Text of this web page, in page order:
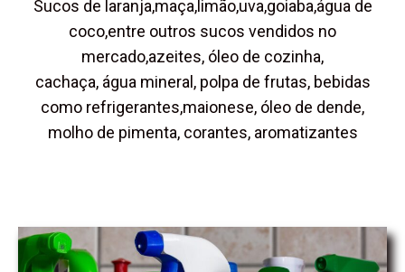
Sucos de laranja,maça,limão,uva,goiaba,água de
coco,entre outros sucos vendidos no
mercado,azeites, óleo de cozinha,
cachaça, água mineral, polpa de frutas, bebidas
como refrigerantes,maionese, óleo de dende,
molho de pimenta, corantes, aromatizantes